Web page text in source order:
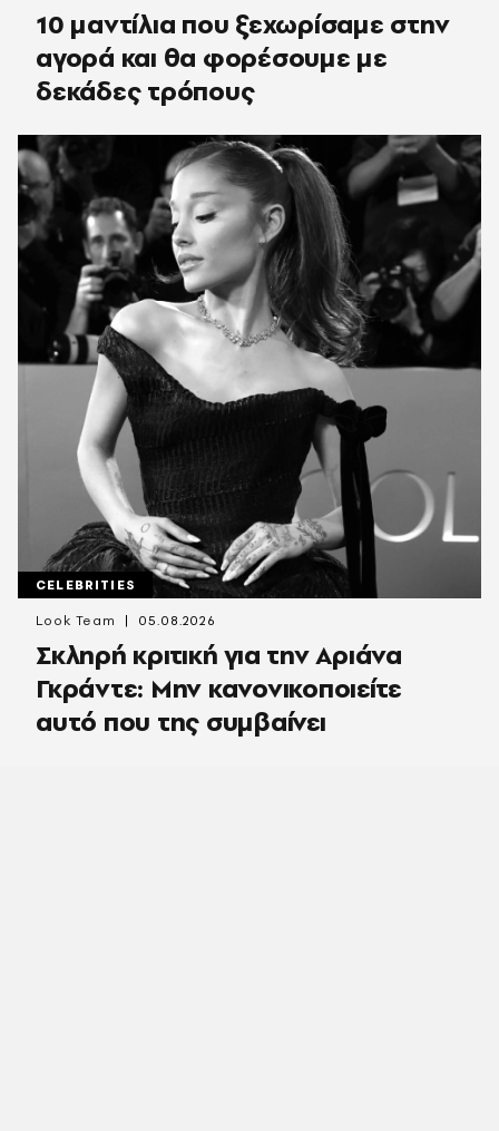
10 μαντίλια που ξεχωρίσαμε στην
αγορά και θα φορέσουμε με
δεκάδες τρόπους
CELEBRITIES
Σκληρή κριτική για την Αριάνα
Γκράντε: Μην κανονικοποιείτε
αυτό που της συμβαίνει
Look Team 05.08.2026